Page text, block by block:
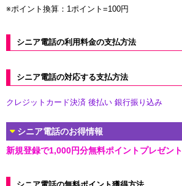
※ポイント換算：1ポイント=100円
シニア電話の利用料金の支払方法
シニア電話の対応する支払方法
クレジットカード決済 後払い 銀行振り込み
シニア電話のお得情報
新規登録で1,000円分無料ポイントプレゼント